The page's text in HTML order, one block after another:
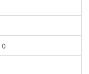
0